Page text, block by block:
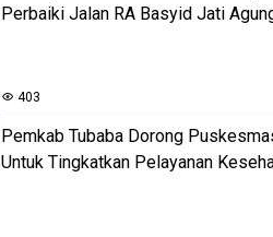
Perbaiki Jalan RA Basyid Jati
403
Pemkab Tubaba Dorong
Untuk Tingkatkan Pelayanan